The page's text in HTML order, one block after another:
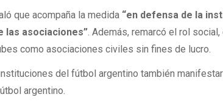
que acompaña la medida “en defensa de la
las asociaciones” . Además, remarcó el rol
como asociaciones civiles sin fines de lucro.
del fútbol argentino también
argentino.